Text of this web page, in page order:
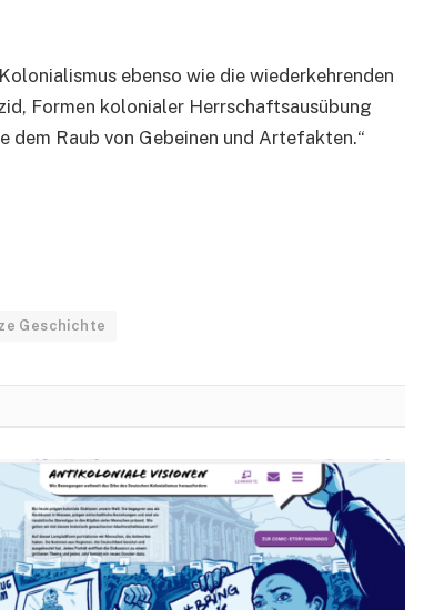
ebenso wie die wiederkehrenden
Formen kolonialer Herrschaftsausübung
Raub von Gebeinen und Artefakten.“
Geschichte